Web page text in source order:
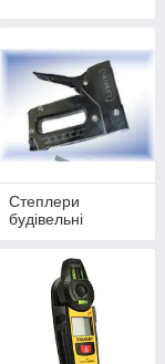
Степлери
будівельні